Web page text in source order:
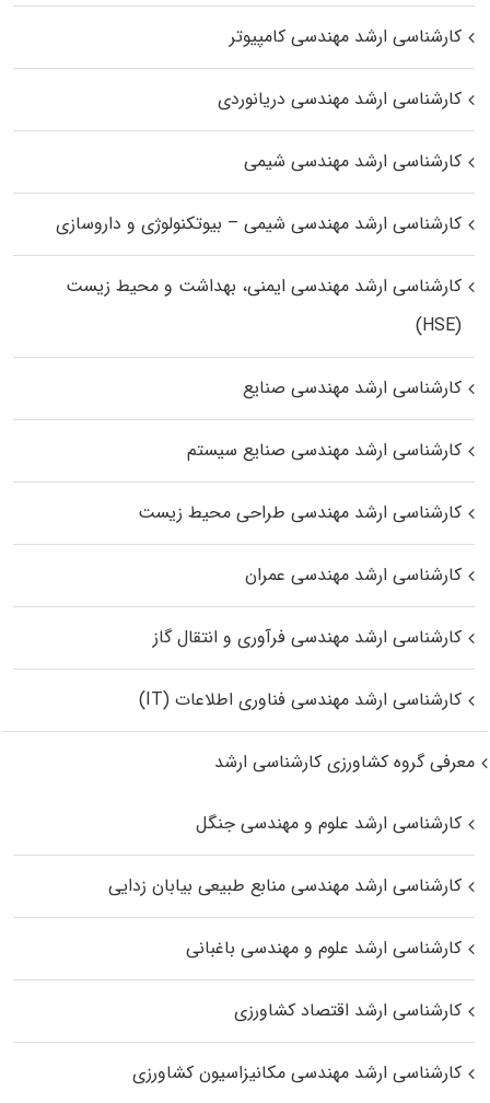
کارشناسی ارشد مهندسی کامپیوتر
کارشناسی ارشد مهندسی دریانوردی
کارشناسی ارشد مهندسی شیمی
کارشناسی ارشد مهندسی شیمی – بیوتکنولوژی و داروسازی
کارشناسی ارشد مهندسی ایمنی، بهداشت و محیط زیست
(HSE)
کارشناسی ارشد مهندسی صنایع
کارشناسی ارشد مهندسی صنایع سیستم
کارشناسی ارشد مهندسی طراحی محیط زیست
کارشناسی ارشد مهندسی عمران
کارشناسی ارشد مهندسی فرآوری و انتقال گاز
کارشناسی ارشد مهندسی فناوری اطلاعات (IT)
معرفی گروه کشاورزی کارشناسی ارشد
کارشناسی ارشد علوم و مهندسی جنگل
کارشناسی ارشد مهندسی منابع طبیعی بیابان زدایی
کارشناسی ارشد علوم و مهندسی باغبانی
کارشناسی ارشد اقتصاد کشاورزی
کارشناسی ارشد مهندسی مکانیزاسیون کشاورزی